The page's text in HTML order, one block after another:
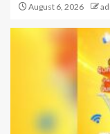
August 6, 2026